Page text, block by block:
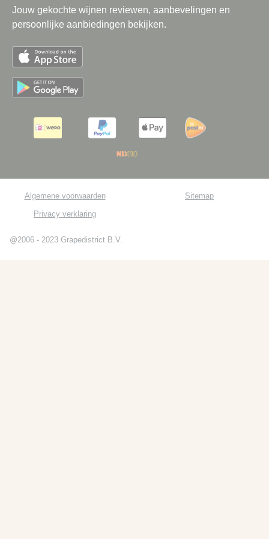
Jouw gekochte wijnen reviewen, aanbevelingen en
persoonlijke aanbiedingen bekijken.
Algemene voorwaarden
Privacy verklaring
Sitemap
@2006 - 2023 Grapedistrict B.V.